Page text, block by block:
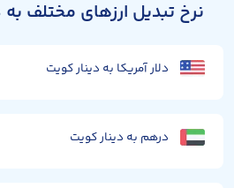
نرخ تبدیل ارزهای مختلف
دلار آمریکا به دینار کویت
درهم به دینار کویت